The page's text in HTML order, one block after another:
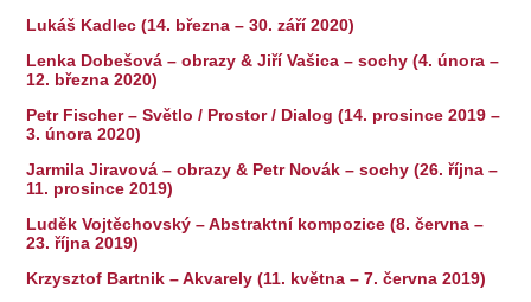
Lukáš Kadlec (14. března – 30. září 2020)
Lenka Dobešová – obrazy & Jiří Vašica – sochy (4. února –
12. března 2020)
Petr Fischer – Světlo / Prostor / Dialog (14. prosince 2019 –
3. února 2020)
Jarmila Jiravová – obrazy & Petr Novák – sochy (26. října –
11. prosince 2019)
Luděk Vojtěchovský – Abstraktní kompozice (8. června –
23. října 2019)
Krzysztof Bartnik – Akvarely (11. května – 7. června 2019)